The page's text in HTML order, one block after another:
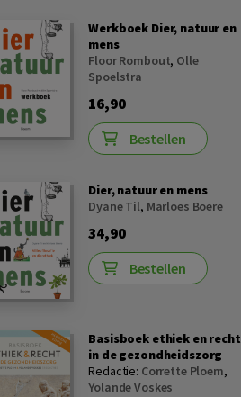
Werkboek Dier, natuur en
mens
Floor Rombout, Olle
Spoelstra
16,90
Bestellen
Dier, natuur en mens
Dyane Til, Marloes Boere
34,90
Bestellen
Basisboek ethiek en recht
in de gezondheidszorg
Redactie: Corrette Ploem,
Yolande Voskes